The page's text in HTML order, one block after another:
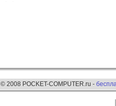
© 2008 POCKET-COMPUTER.ru -